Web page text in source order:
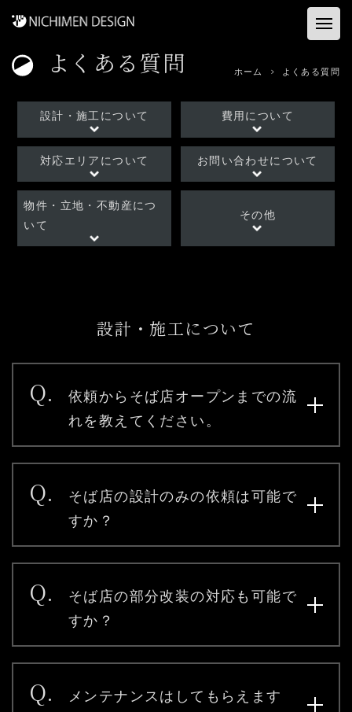
ホーム
お客様の声
コンサル&プロデュース
資料ダウンロード
03-3894-8971
受付時間9:00〜18:00 [土日祭日除く]
よくある質問 お問い合わせ
よくある質問 ホーム よくある質問
設計・施工について 費用について
対応エリアについて お問い合わせについて
物件・立地・不動産につ
いて
その他
設計・施工について
Q.
依頼からそば店オープンまでの流
れを教えてください。
Q.
そば店の設計のみの依頼は可能で
すか？
Q.
そば店の部分改装の対応も可能で
すか？
Q.
メンテナンスはしてもらえます